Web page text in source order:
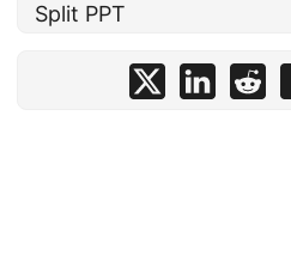
Split PPT